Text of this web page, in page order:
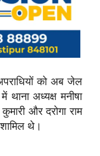
को अब जेल
थाना अध्यक्ष मनीषा
और दरोगा राम
थे।